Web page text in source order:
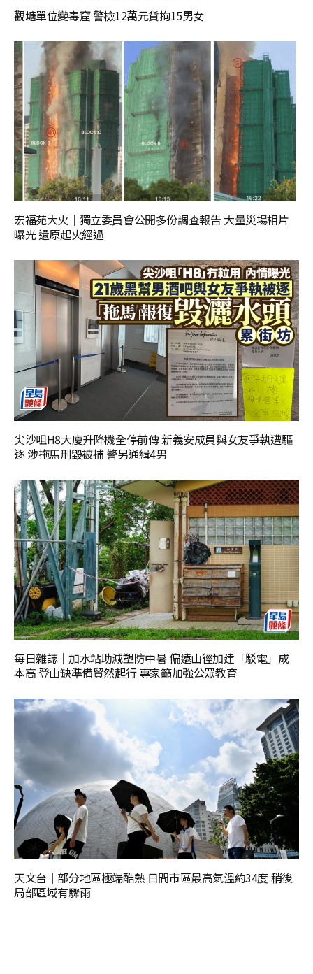
觀塘單位變毒窟 警檢12萬元貨拘15男女
宏福苑大火｜獨立委員會公開多份調查報告 大量災場相片
曝光 還原起火經過
尖沙咀H8大廈升降機全停前傳 新義安成員與女友爭執遭驅
逐 涉拖馬刑毀被捕 警另通緝4男
每日雜誌｜加水站助減塑防中暑 偏遠山徑加建「駁電」成
本高 登山缺準備貿然起行 專家籲加強公眾教育
天文台｜部分地區極端酷熱 日間市區最高氣溫約34度 稍後
局部區域有驟雨